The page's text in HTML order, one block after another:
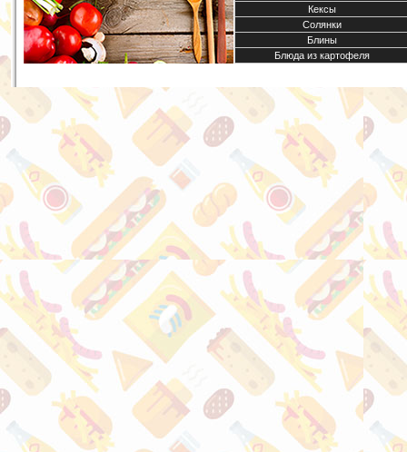
Кексы
Солянки
Блины
Блюда из картофеля